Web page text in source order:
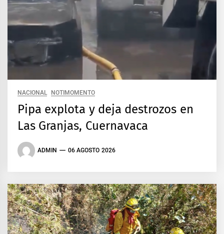
NACIONAL NOTIMOMENTO
Pipa explota y deja destrozos en
Las Granjas, Cuernavaca
ADMIN 06 AGOSTO 2026